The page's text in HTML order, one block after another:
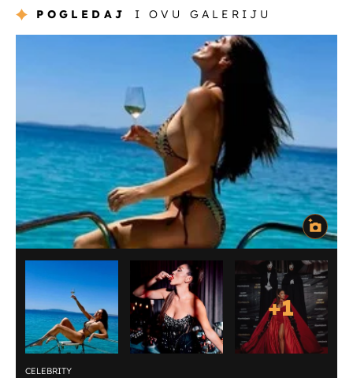
POGLEDAJ I OVU GALERIJU
+1
CELEBRITY